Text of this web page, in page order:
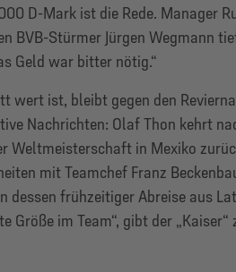
D-Mark ist die Rede. Manager
BVB-Stürmer Jürgen Wegmann
Geld war bitter nötig.“
wert ist, bleibt gegen den
Nachrichten: Olaf Thon kehrt
Weltmeisterschaft in Mexiko
mit Teamchef Franz
dessen frühzeitiger Abreise aus
Größe im Team“, gibt der „Kaiser“